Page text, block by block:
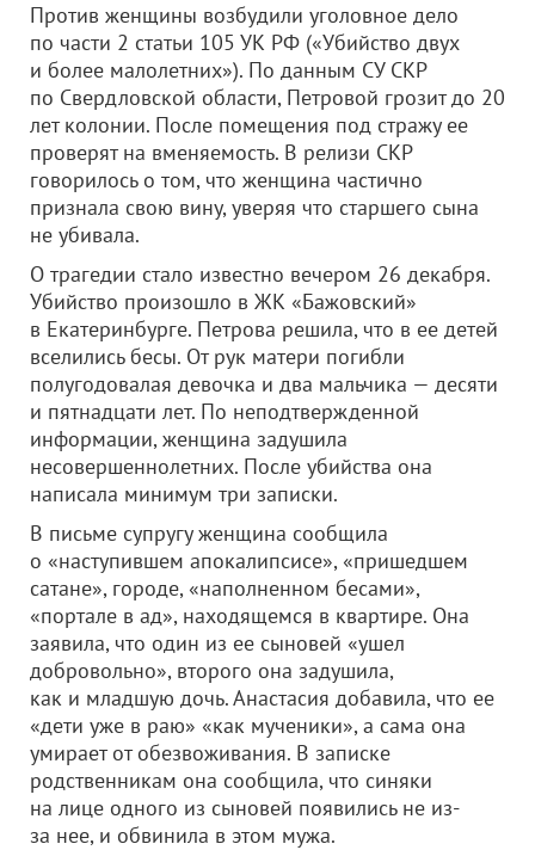
Против женщины возбудили уголовное дело
по части 2 статьи 105 УК РФ («Убийство двух
и более малолетних»). По данным СУ СКР
по Свердловской области, Петровой грозит до 20
лет колонии. После помещения под стражу ее
проверят на вменяемость. В релизи СКР
говорилось о том, что женщина частично
признала свою вину, уверяя что старшего сына
не убивала.
О трагедии стало известно вечером 26 декабря.
Убийство произошло в ЖК «Бажовский»
в Екатеринбурге. Петрова решила, что в ее детей
вселились бесы. От рук матери погибли
полугодовалая девочка и два мальчика — десяти
и пятнадцати лет. По неподтвержденной
информации, женщина задушила
несовершеннолетних. После убийства она
написала минимум три записки.
В письме супругу женщина сообщила
о «наступившем апокалипсисе», «пришедшем
сатане», городе, «наполненном бесами»,
«портале в ад», находящемся в квартире. Она
заявила, что один из ее сыновей «ушел
добровольно», второго она задушила,
как и младшую дочь. Анастасия добавила, что ее
«дети уже в раю» «как мученики», а сама она
умирает от обезвоживания. В записке
родственникам она сообщила, что синяки
на лице одного из сыновей появились не из-
за нее, и обвинила в этом мужа.